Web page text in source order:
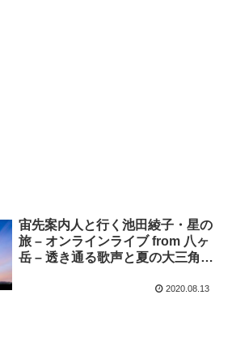
宙先案内人と行く池田綾子・星の
旅 – オンラインライブ from 八ヶ
岳 – 透き通る歌声と夏の大三角を
間を過ごしてみてください2020.08.13